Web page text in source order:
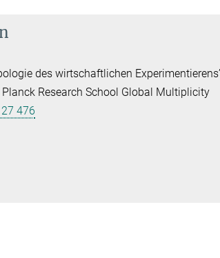
des wirtschaftlichen Experimentierens’
Research School Global Multiplicity
476